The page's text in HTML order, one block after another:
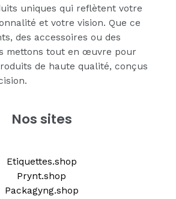
uniques qui reflètent votre
et votre vision. Que ce
des accessoires ou des
mettons tout en œuvre pour
de haute qualité, conçus
Nos sites
Etiquettes.shop
Prynt.shop
Packagyng.shop